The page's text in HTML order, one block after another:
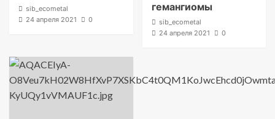
sib_ecometal
24 апреля 2021
0
гемангиомы
sib_ecometal
24 апреля 2021
0